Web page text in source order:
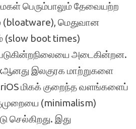
பெரும்பாலும் தேவையற்ற
மெதுவான
boot times)
அடைகின்றன.
இலகுரக மாற்றுகளை
மிகக் குறைந்த வளங்களைப்
(minimalism)
செல்கிறது. இது